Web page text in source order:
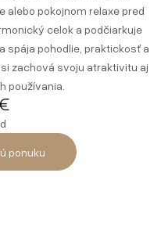
alebo pokojnom relaxe pred
celok a podčiarkuje
spája pohodlie, praktickosť a
zachová svoju atraktivitu aj
používania.
ponuku